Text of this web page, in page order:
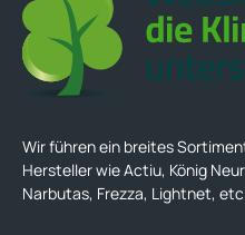
Wir führen ein breites
Hersteller wie Actiu, König
Narbutas, Frezza, Lightnet,